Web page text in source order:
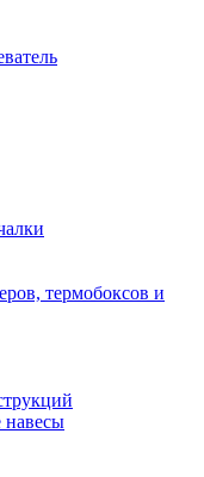
термобоксов и
навесы